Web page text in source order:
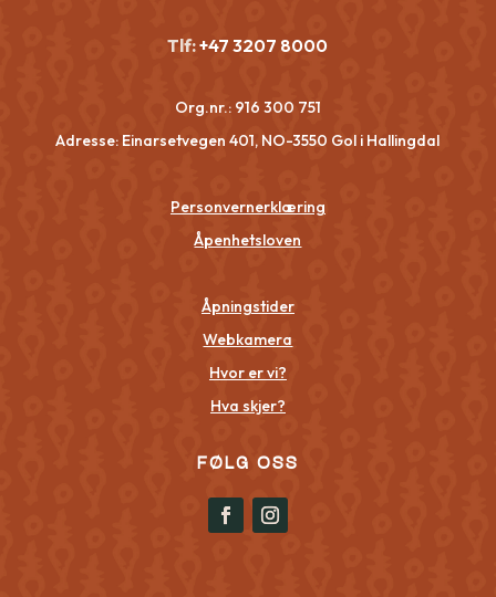
Tlf:+47 3207 8000
Org.nr.: 916 300 751
Adresse: Einarsetvegen 401, NO-3550 Gol i Hallingdal
Personvernerklæring
Åpenhetsloven
Åpningstider
Webkamera
Hvor er vi?
Hva skjer?
FØLG OSS